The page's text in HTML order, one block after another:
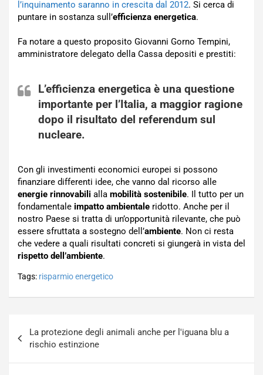
l’inquinamento saranno in crescita dal 2012. Si cerca di
puntare in sostanza sull’efficienza energetica.
Fa notare a questo proposito Giovanni Gorno Tempini,
amministratore delegato della Cassa depositi e prestiti:
L’efficienza energetica è una questione
importante per l’Italia, a maggior ragione
dopo il risultato del referendum sul
nucleare.
Con gli investimenti economici europei si possono
finanziare differenti idee, che vanno dal ricorso alle
energie rinnovabili alla mobilità sostenibile. Il tutto per un
fondamentale impatto ambientale ridotto. Anche per il
nostro Paese si tratta di un’opportunità rilevante, che può
essere sfruttata a sostegno dell’ambiente. Non ci resta
che vedere a quali risultati concreti si giungerà in vista del
rispetto dell’ambiente.
Tags: risparmio energetico
articoli
La protezione degli animali anche per l'iguana blu a
rischio estinzione